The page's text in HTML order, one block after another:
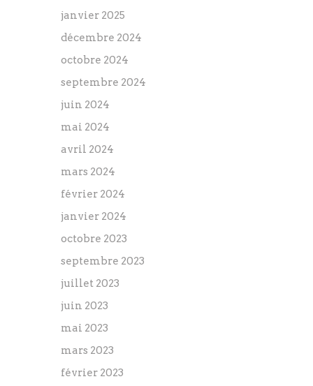
janvier 2025
décembre 2024
octobre 2024
septembre 2024
juin 2024
mai 2024
avril 2024
mars 2024
février 2024
janvier 2024
octobre 2023
septembre 2023
juillet 2023
juin 2023
mai 2023
mars 2023
février 2023